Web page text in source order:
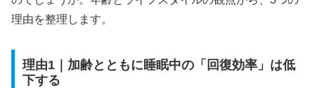
理由を整理します。
理由1｜加齢とともに睡眠中の「回復効率」は低
下する